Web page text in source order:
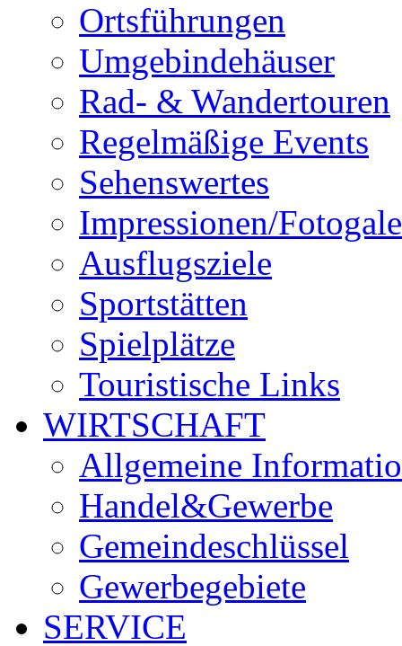
Ortsführungen
Umgebindehäuser
Rad- & Wandertouren
Regelmäßige Events
Sehenswertes
Impressionen/
Ausflugsziele
Sportstätten
Spielplätze
Touristische Links
WIRTSCHAFT
Allgemeine
Handel&Gewerbe
Gemeindeschlüssel
Gewerbegebiete
SERVICE